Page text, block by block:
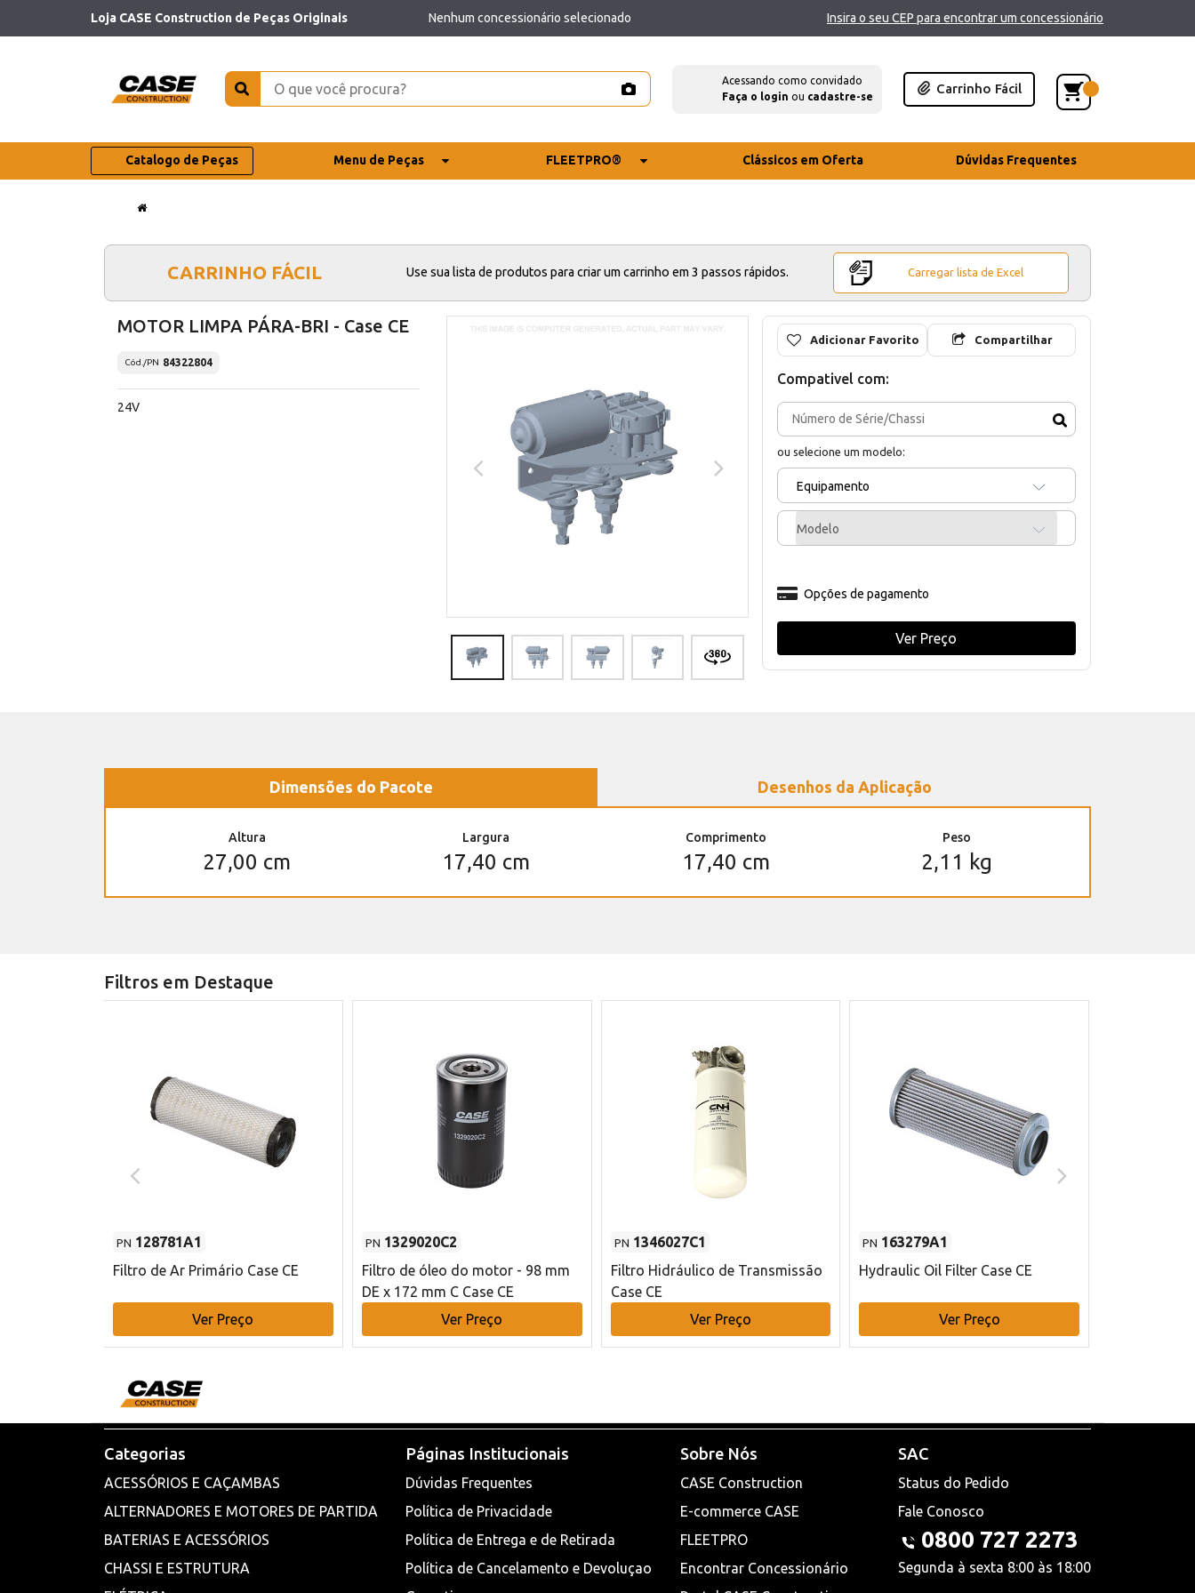
Loja CASE Construction de Peças Originais Nenhum concessionário selecionado Insira o seu CEP para encontrar um concessionário
Acessando como convidado
Faça o login ou cadastre-se
Carrinho Fácil
Catalogo de Peças Menu de Peças FLEETPRO® Clássicos em Oferta Dúvidas Frequentes
CARRINHO FÁCIL Use sua lista de produtos para criar um carrinho em 3 passos rápidos. Carregar lista de Excel
MOTOR LIMPA PÁRA-BRI - Case CE
Cód./PN 84322804
24V
Adicionar Favorito Compartilhar
Compativel com:
ou selecione um modelo:
Equipamento
Modelo
Opções de pagamento
Ver Preço
Dimensões do Pacote Desenhos da Aplicação
Altura
27,00 cm
Largura
17,40 cm
Comprimento
17,40 cm
Peso
2,11 kg
Filtros em Destaque
PN 128781A1
Filtro de Ar Primário Case CE
Ver Preço
PN 1329020C2
Filtro de óleo do motor - 98 mm
DE x 172 mm C Case CE
Ver Preço
PN 1346027C1
Filtro Hidráulico de Transmissão
Case CE
Ver Preço
PN 163279A1
Hydraulic Oil Filter Case CE
Ver Preço
Categorias
ACESSÓRIOS E CAÇAMBAS
ALTERNADORES E MOTORES DE PARTIDA
BATERIAS E ACESSÓRIOS
CHASSI E ESTRUTURA
Páginas Institucionais
Dúvidas Frequentes
Política de Privacidade
Política de Entrega e de Retirada
Política de Cancelamento e Devoluçao
Sobre Nós
CASE Construction
E-commerce CASE
FLEETPRO
Encontrar Concessionário
SAC
Status do Pedido
Fale Conosco
0800 727 2273
Segunda à sexta 8:00 às 18:00